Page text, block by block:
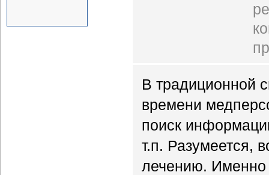
В традиционной
времени
поиск
т.п. Разумеется,
лечению. Именно